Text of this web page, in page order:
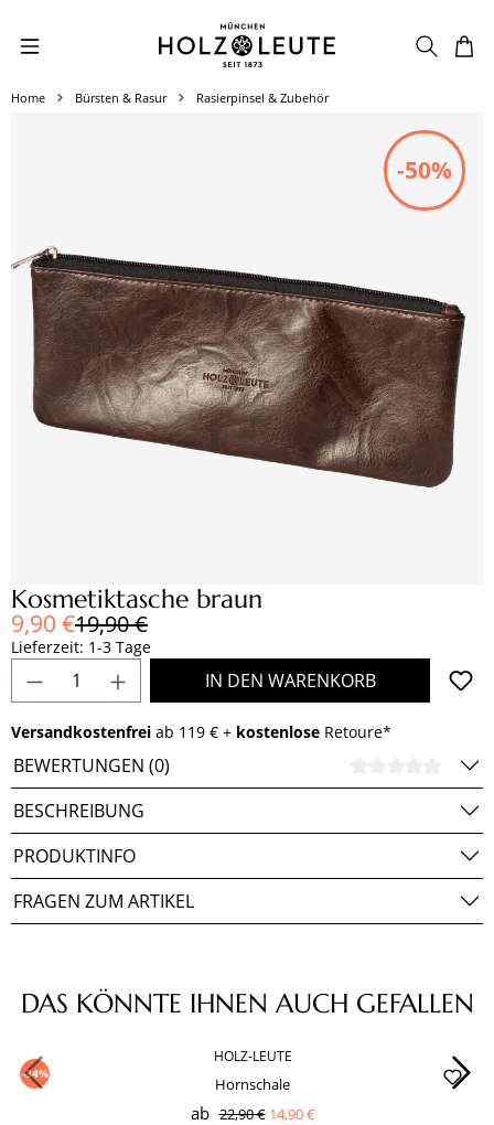
Zum Hauptinhalt springen
Home Bürsten & Rasur Rasierpinsel & Zubehör
Kosmetiktasche braun
Verkaufspreis:
Regulärer Preis:
19,90 €
9,90 €
Lieferzeit: 1-3 Tage
Produkt Anzahl: Gib den gewünschten
IN DEN WARENKORB
Versandkostenfrei ab 119 € + kostenlose Retoure*
BEWERTUNGEN (0)
BESCHREIBUNG
PRODUKTINFO
FRAGEN ZUM ARTIKEL
-50%
Produktgalerie überspringen
DAS KÖNNTE IHNEN AUCH GEFALLEN
-34%
HOLZ-LEUTE
Hornschale
ab 22,90 € 14,90 €